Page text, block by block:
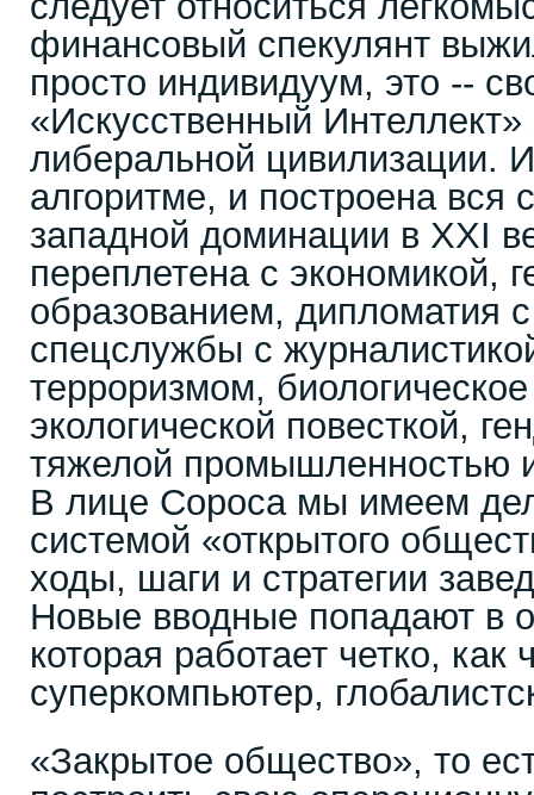
финансовый спекулянт
просто индивидуум, это --
«Искусственный Интеллект»
либеральной цивилизации.
алгоритме, и построена вся
западной доминации в XXI
переплетена с экономикой,
образованием, дипломатия с
спецслужбы с
терроризмом,
экологической повесткой,
тяжелой промышленностью
В лице Сороса мы имеем
системой «открытого
ходы, шаги и стратегии
Новые вводные попадают в
которая работает четко, как
суперкомпьютер,
«Закрытое общество», то